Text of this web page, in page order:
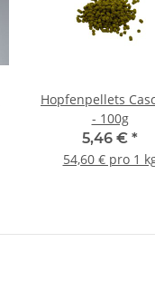
Hopfenpellets
- 100g
5,46 € *
54,60 € pro 1